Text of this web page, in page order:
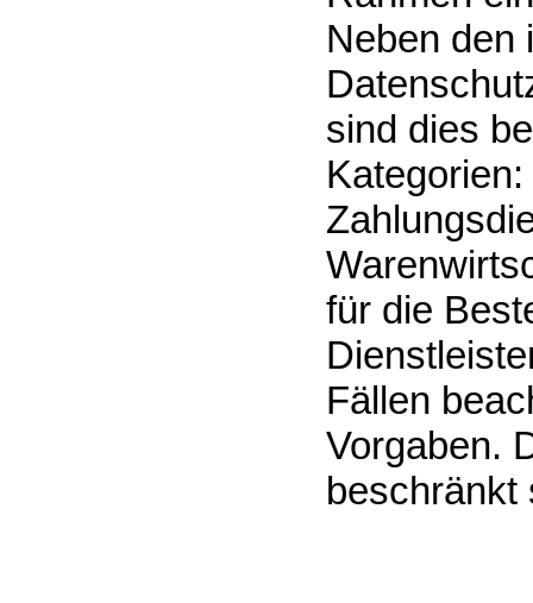
Neben den
sind dies
für die
Fällen
Vorgaben.
beschränkt